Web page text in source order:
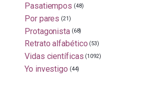
Pasatiempos (48)
Por pares (21)
Protagonista (68)
Retrato alfabético (53)
Vidas científicas (1092)
Yo investigo (44)